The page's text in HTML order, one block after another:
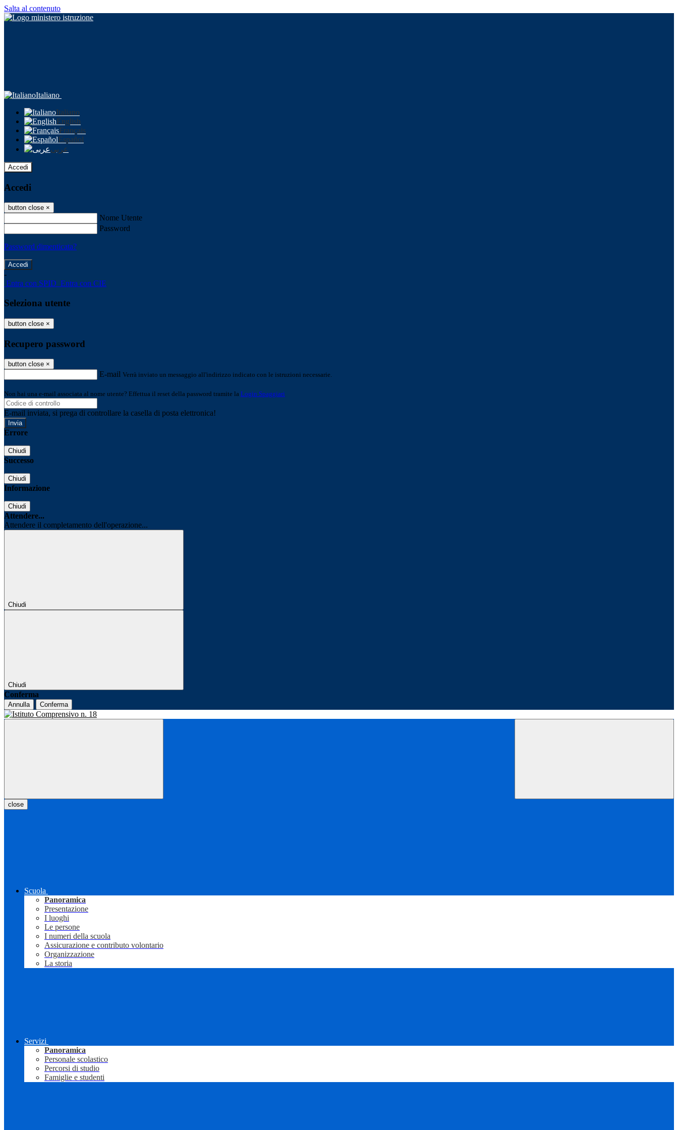
Salta al contenuto
Italiano
Italiano
English
Français
Español
عربى
Accedi
Accedi
button close ×
Nome Utente
Password
Password dimenticata?
-
Entra con SPID Entra con CIE
Seleziona utente
button close ×
Recupero password
button close ×
E-mail Verrà inviato un messaggio all'indirizzo indicato con le istruzioni necessarie.
Non hai una e-mail associata al nome utente? Effettua il reset della password tramite la Login Spaggiari
E-mail inviata, si prega di controllare la casella di posta elettronica!
Errore
Chiudi
Successo
Chiudi
Informazione
Chiudi
Attendere...
Attendere il completamento dell'operazione...
Chiudi
Chiudi
Conferma
Annulla Conferma
close
Scuola
Panoramica
Presentazione
I luoghi
Le persone
I numeri della scuola
Assicurazione e contributo volontario
Organizzazione
La storia
Servizi
Panoramica
Personale scolastico
Percorsi di studio
Famiglie e studenti